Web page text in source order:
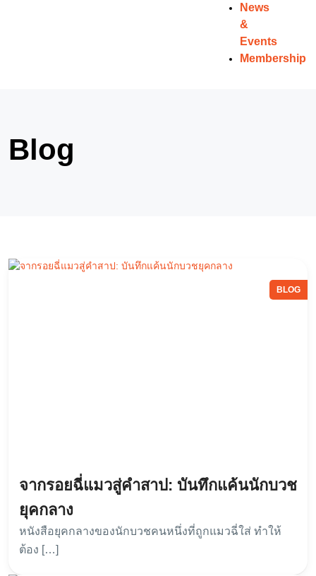
News
&
Events
Membership
Blog
BLOG
จากรอยฉี่แมวสู่คำสาป: บันทึกแค้นนักบวช
ยุคกลาง
หนังสือยุคกลางของนักบวชคนหนึ่งที่ถูกแมวฉี่ใส่ ทำให้
ต้อง […]